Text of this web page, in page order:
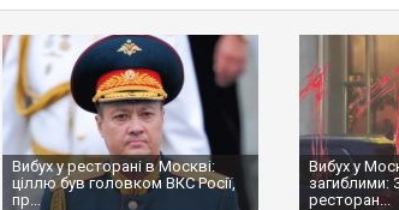
Вибух у ресторані в Москві:
ціллю був головком ВКС Росії,
пр...
Вибух у
загиблими:
ресторан...